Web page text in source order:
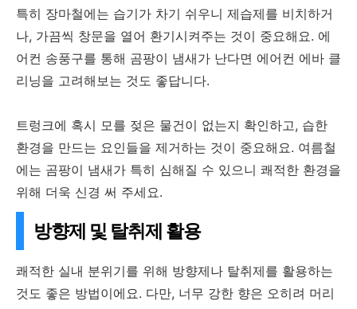
특히 장마철에는 습기가 차기 쉬우니 제습제를 비치하거
나, 가끔씩 창문을 열어 환기시켜주는 것이 중요해요. 에
어컨 송풍구를 통해 곰팡이 냄새가 난다면 에어컨 에바 클
리닝을 고려해보는 것도 좋답니다.
트렁크에 혹시 모를 젖은 물건이 없는지 확인하고, 습한
환경을 만드는 요인들을 제거하는 것이 중요해요. 여름철
에는 곰팡이 냄새가 특히 심해질 수 있으니 쾌적한 환경을
위해 더욱 신경 써 주세요.
방향제 및 탈취제 활용
쾌적한 실내 분위기를 위해 방향제나 탈취제를 활용하는
것도 좋은 방법이에요. 다만, 너무 강한 향은 오히려 머리